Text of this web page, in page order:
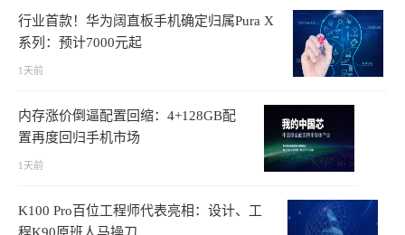
行业首款！华为阔直板手机确定归属Pura X
系列：预计7000元起
1天前
内存涨价倒逼配置回缩：4+128GB配
置再度回归手机市场
1天前
K100 Pro百位工程师代表亮相：设计、工
程K90原班人马操刀